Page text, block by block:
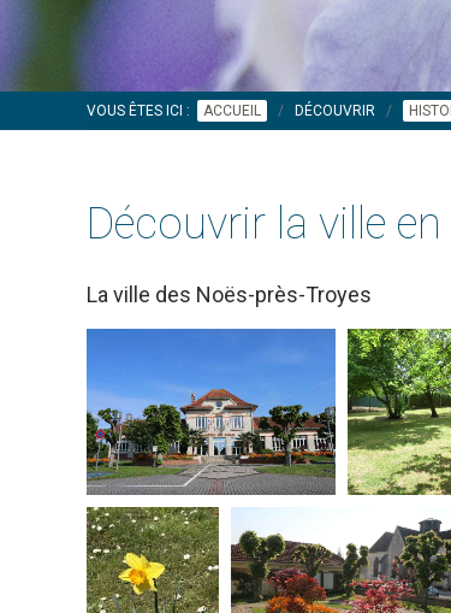
VOUS ÊTES ICI : ACCUEIL DÉCOUVRIR
Découvrir la ville en
La ville des Noës-près-Troyes